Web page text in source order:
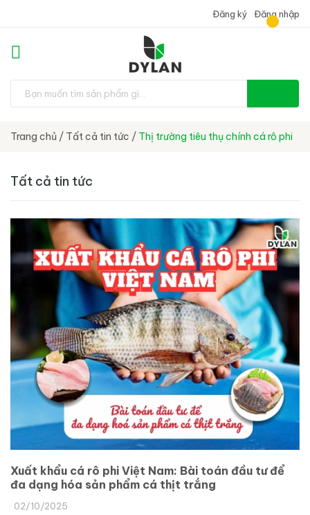
Đăng ký Đăng nhập
Trang chủ / Tất cả tin tức / Thị trường tiêu thụ chính cá rô phi
Tất cả tin tức
Xuất khẩu cá rô phi Việt Nam: Bài toán đầu tư để
đa dạng hóa sản phẩm cá thịt trắng
02/10/2025